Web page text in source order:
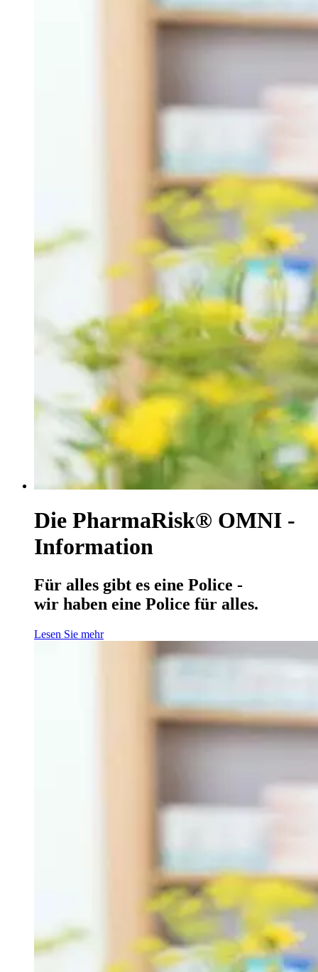
Die PharmaRisk® OMNI -
Information
Für alles gibt es eine Police -
wir haben eine Police für alles.
Lesen Sie mehr